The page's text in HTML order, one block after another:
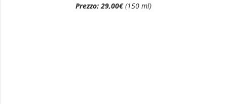
Prezzo: 29,00€(150 ml)